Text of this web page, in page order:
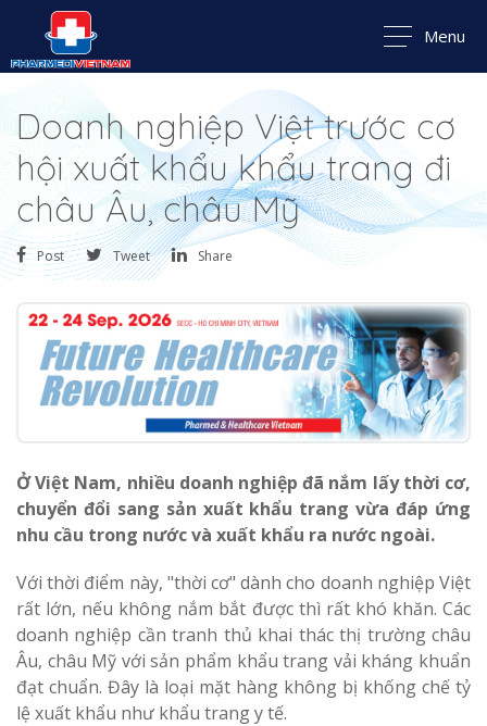
Menu
Doanh nghiệp Việt trước cơ
hội xuất khẩu khẩu trang đi
châu Âu, châu Mỹ
Post Tweet Share
Ở Việt Nam, nhiều doanh nghiệp đã nắm lấy thời cơ,
chuyển đổi sang sản xuất khẩu trang vừa đáp ứng
nhu cầu trong nước và xuất khẩu ra nước ngoài.
Với thời điểm này, "thời cơ" dành cho doanh nghiệp Việt
rất lớn, nếu không nắm bắt được thì rất khó khăn. Các
doanh nghiệp cần tranh thủ khai thác thị trường châu
Âu, châu Mỹ với sản phẩm khẩu trang vải kháng khuẩn
đạt chuẩn. Đây là loại mặt hàng không bị khống chế tỷ
lệ xuất khẩu như khẩu trang y tế.